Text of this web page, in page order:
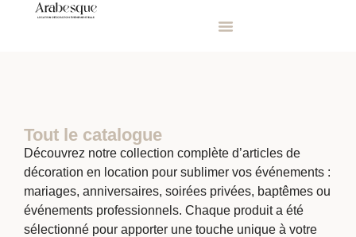
Tout le catalogue
Découvrez notre collection complète d’articles de
décoration en location pour sublimer vos événements :
mariages, anniversaires, soirées privées, baptêmes ou
événements professionnels. Chaque produit a été
sélectionné pour apporter une touche unique à votre